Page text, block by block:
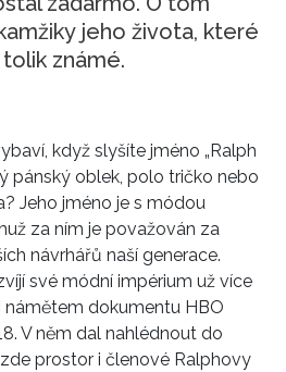
jeho života, které
známé.
když slyšíte jméno „Ralph
pánský oblek, polo tričko nebo
Jeho jméno je s módou
za ním je považován za
návrhářů naší generace.
své módní impérium už více
námětem dokumentu HBO
V něm dal nahlédnout do
prostor i členové Ralphovy